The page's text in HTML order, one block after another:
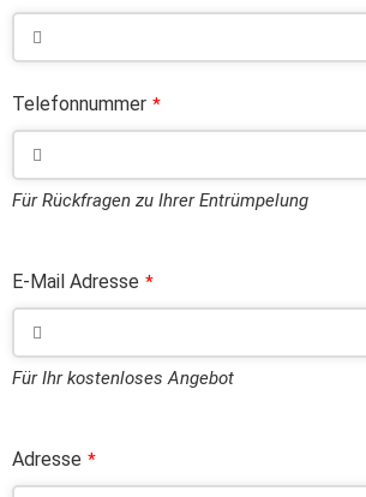
Telefonnummer *
Für Rückfragen zu Ihrer Entrümpelung
E-Mail Adresse *
Für Ihr kostenloses Angebot
Adresse *